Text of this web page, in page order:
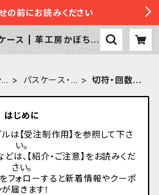
の前にお読みください
ース | 革工房かぼちゃ
パスケース・
切符・回数券
はじめに
は【受注制作用】を参照して下さ
い。
は、【紹介・ご注意】をお読みくだ
さい。
フォローすると新着情報やクーポ
が届きます！